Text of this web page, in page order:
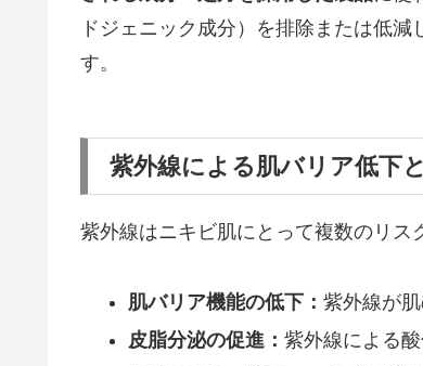
ドジェニック成分）を排除または低
す。
紫外線による肌バリア低下
紫外線はニキビ肌にとって複数のリス
肌バリア機能の低下： 紫外線が
皮脂分泌の促進： 紫外線による